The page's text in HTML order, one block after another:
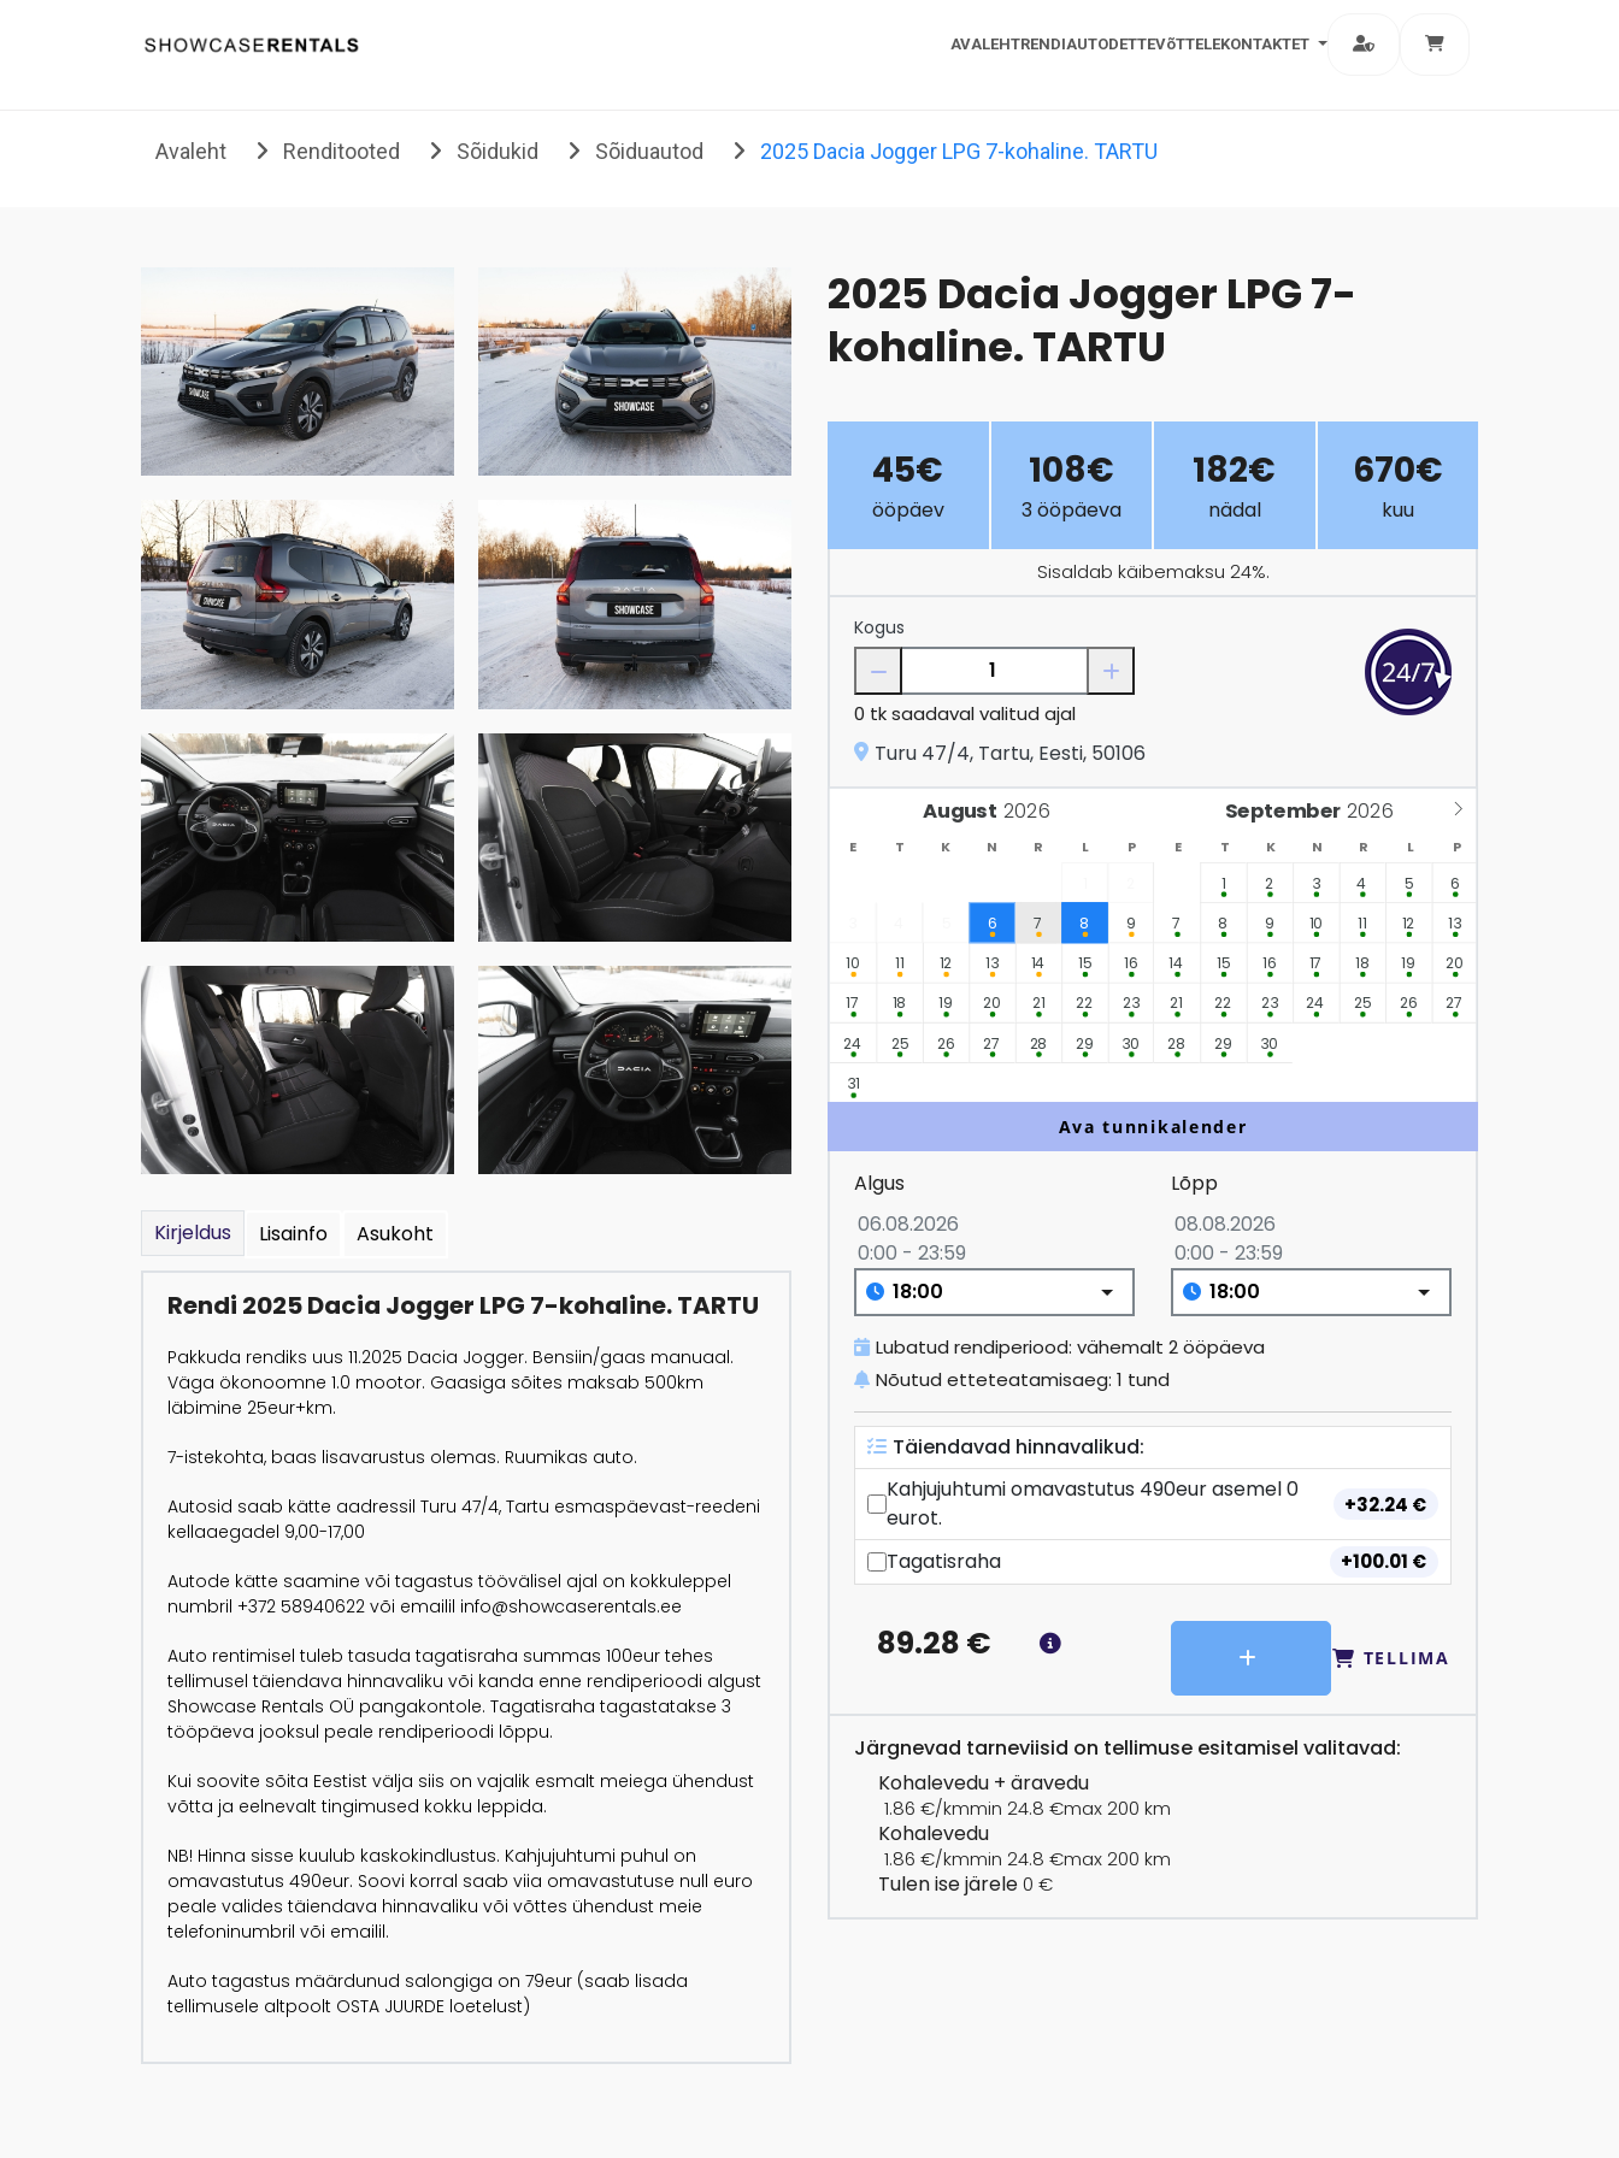
AVALEHTRENDIAUTODETTEVõTTELEKONTAKTET
Avaleht Renditooted Sõidukid Sõiduautod 2025 Dacia Jogger LPG 7-kohaline. TARTU
Kirjeldus Lisainfo Asukoht
Rendi 2025 Dacia Jogger LPG 7-kohaline. TARTU
Pakkuda rendiks uus 11.2025 Dacia Jogger. Bensiin/gaas manuaal.
Väga ökonoomne 1.0 mootor. Gaasiga sõites maksab 500km
läbimine 25eur+km.
7-istekohta, baas lisavarustus olemas. Ruumikas auto.
Autosid saab kätte aadressil Turu 47/4, Tartu esmaspäevast-reedeni
kellaaegadel 9,00-17,00
Autode kätte saamine või tagastus töövälisel ajal on kokkuleppel
numbril +372 58940622 või emailil info@showcaserentals.ee
Auto rentimisel tuleb tasuda tagatisraha summas 100eur tehes
tellimusel täiendava hinnavaliku või kanda enne rendiperioodi algust
Showcase Rentals OÜ pangakontole. Tagatisraha tagastatakse 3
tööpäeva jooksul peale rendiperioodi lõppu.
Kui soovite sõita Eestist välja siis on vajalik esmalt meiega ühendust
võtta ja eelnevalt tingimused kokku leppida.
NB! Hinna sisse kuulub kaskokindlustus. Kahjujuhtumi puhul on
omavastutus 490eur. Soovi korral saab viia omavastutuse null euro
peale valides täiendava hinnavaliku või võttes ühendust meie
telefoninumbril või emailil.
Auto tagastus määrdunud salongiga on 79eur (saab lisada
tellimusele altpoolt OSTA JUURDE loetelust)
2025 Dacia Jogger LPG 7-
kohaline. TARTU
45€
ööpäev
108€
3 ööpäeva
182€
nädal
670€
kuu
Sisaldab käibemaksu 24%.
Kogus
0 tk saadaval valitud ajal
Turu 47/4, Tartu, Eesti, 50106
August September
E T K N R L P E T K N R L P
6 7 8
9
10
11 12 13 14 15
16
17
18 19 20 21 22 23
24 25 26 27 28 29 30
31
1 2 3 4 5
6
7
8 9 10 11 12
13
14
15 16 17 18 19
20
21
22 23 24 25 26 27
28 29 30
Ava tunnikalender
Algus
06.08.2026
0:00 - 23:59
Lõpp
08.08.2026
0:00 - 23:59
Lubatud rendiperiood: vähemalt 2 ööpäeva
Nõutud etteteatamisaeg: 1 tund
Täiendavad hinnavalikud:
Kahjujuhtumi omavastutus 490eur asemel 0
eurot.
+32.24 €
Tagatisraha +100.01 €
89.28 € TELLIMA
Järgnevad tarneviisid on tellimuse esitamisel valitavad:
Kohalevedu + äravedu
1.86 €/kmmin 24.8 €max 200 km
Kohalevedu
1.86 €/kmmin 24.8 €max 200 km
Tulen ise järele0 €